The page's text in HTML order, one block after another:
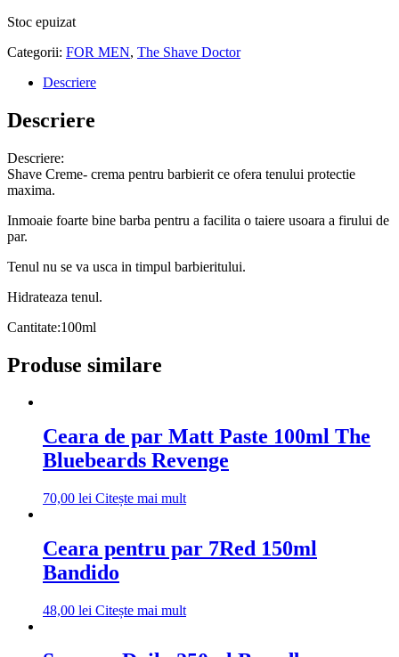
Stoc epuizat
Categorii: FOR MEN, The Shave Doctor
Descriere
Descriere
Descriere:
Shave Creme- crema pentru barbierit ce ofera tenului protectie
maxima.
Inmoaie foarte bine barba pentru a facilita o taiere usoara a firului de
par.
Tenul nu se va usca in timpul barbieritului.
Hidrateaza tenul.
Cantitate:100ml
Produse similare
Ceara de par Matt Paste 100ml The
Bluebeards Revenge
70,00 lei Citește mai mult
Ceara pentru par 7Red 150ml
Bandido
48,00 lei Citește mai mult